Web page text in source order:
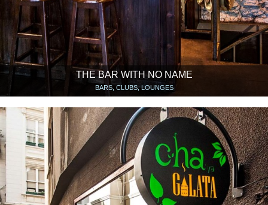
THE BAR WITH NO NAME
BARS, CLUBS, LOUNGES